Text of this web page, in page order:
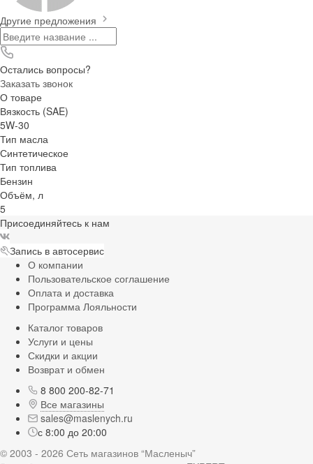
Другие предложения
Остались вопросы?
Заказать звонок
О товаре
Вязкость (SAE)
5W-30
Тип масла
Синтетическое
Тип топлива
Бензин
Объём, л
5
Присоединяйтесь к нам
Запись в автосервис
О компании
Пользовательское соглашение
Оплата и доставка
Программа Лояльности
Каталог товаров
Услуги и цены
Скидки и акции
Возврат и обмен
8 800 200-82-71
Все магазины
sales@maslenych.ru
с 8:00 до 20:00
© 2003 - 2026 Сеть магазинов “Масленыч”